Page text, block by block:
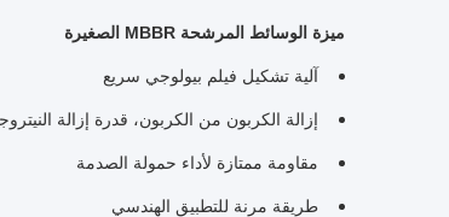
ميزة الوسائط المرشحة MBBR الصغيرة
آلية تشكيل فيلم بيولوجي سريع
إزالة الكربون من الكربون، قدرة إزالة
مقاومة ممتازة لأداء حمولة الصدمة
طريقة مرنة للتطبيق الهندسي